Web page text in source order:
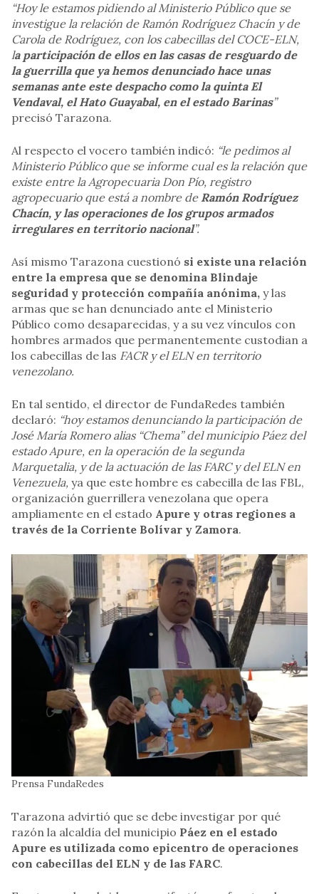
“Hoy le estamos pidiendo al Ministerio Público que se
investigue la relación de Ramón Rodríguez Chacín y de
Carola de Rodríguez, con los cabecillas del COCE-ELN,
la participación de ellos en las casas de resguardo de
la guerrilla que ya hemos denunciado hace unas
semanas ante este despacho como la quinta El
Vendaval, el Hato Guayabal, en el estado Barinas”
precisó Tarazona.
Al respecto el vocero también indicó: “le pedimos al
Ministerio Público que se informe cual es la relación que
existe entre la Agropecuaria Don Pío, registro
agropecuario que está a nombre de Ramón Rodríguez
Chacín, y las operaciones de los grupos armados
irregulares en territorio nacional”.
Así mismo Tarazona cuestionó si existe una relación
entre la empresa que se denomina Blindaje
seguridad y protección compañía anónima, y las
armas que se han denunciado ante el Ministerio
Público como desaparecidas, y a su vez vínculos con
hombres armados que permanentemente custodian a
los cabecillas de las FACR y el ELN en territorio
venezolano.
En tal sentido, el director de FundaRedes también
declaró: “hoy estamos denunciando la participación de
José María Romero alias “Chema” del municipio Páez del
estado Apure, en la operación de la segunda
Marquetalia, y de la actuación de las FARC y del ELN en
Venezuela, ya que este hombre es cabecilla de las FBL,
organización guerrillera venezolana que opera
ampliamente en el estado Apure y otras regiones a
través de la Corriente Bolívar y Zamora.
Prensa FundaRedes
Tarazona advirtió que se debe investigar por qué
razón la alcaldía del municipio Páez en el estado
Apure es utilizada como epicentro de operaciones
con cabecillas del ELN y de las FARC.